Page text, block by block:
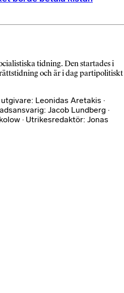
tidning. Den startades i
och är i dag partipolitiskt
Leonidas Aretakis ·
Jacob Lundberg ·
· Utrikesredaktör: Jonas